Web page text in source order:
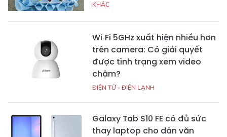
KHÁC
Wi‑Fi 5GHz xuất hiện nhiều hơn
trên camera: Có giải quyết
được tình trạng xem video
chậm?
ĐIỆN TỬ - ĐIỆN LẠNH
Galaxy Tab S10 FE có đủ sức
thay laptop cho dân văn